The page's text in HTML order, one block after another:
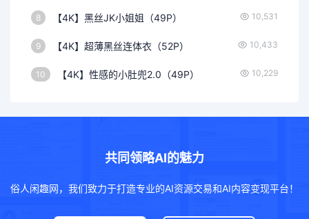
8 【4K】黑丝JK小姐姐（49P） 10,531
9 【4K】超薄黑丝连体衣（52P） 10,433
10 【4K】性感的小肚兜2.0（49P） 10,229
共同领略AI的魅力
俗人闲趣网，我们致力于打造专业的AI资源交易和AI内容变现平台！